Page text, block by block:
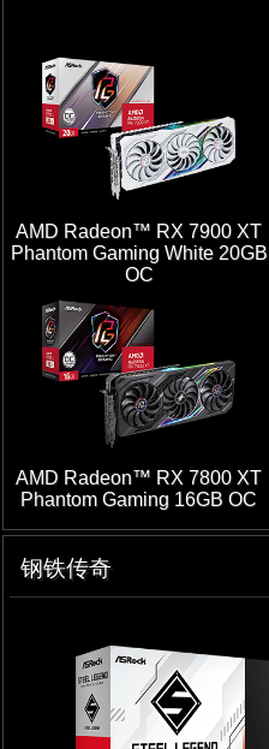
AMD Radeon™ RX 7900 XT
Phantom Gaming White 20GB
OC
AMD Radeon™ RX 7800 XT
Phantom Gaming 16GB OC
钢铁传奇